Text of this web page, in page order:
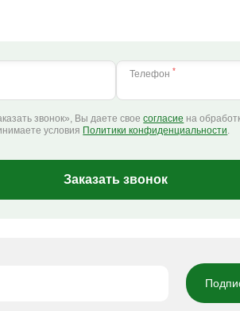
Телефон *
звонок», Вы даете своесогласие на
условия Политики конфиденциальности.
Заказать звонок